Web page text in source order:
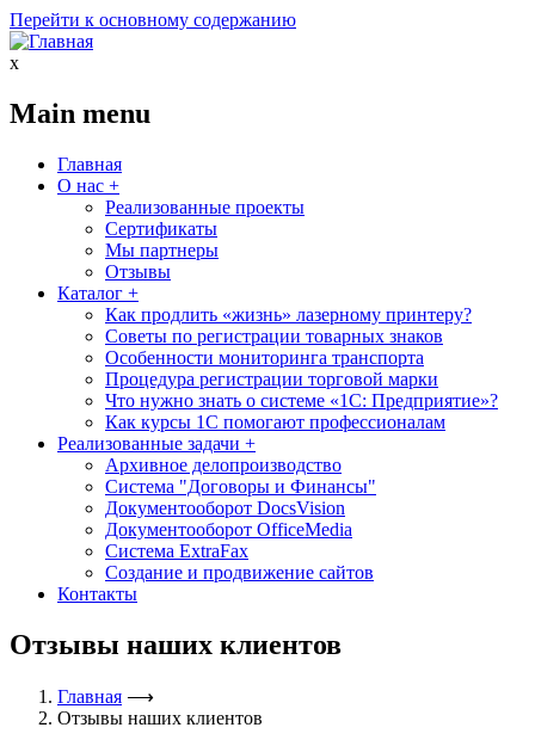
Перейти к основному содержанию
x
Main menu
Главная
О нас +
Реализованные проекты
Сертификаты
Мы партнеры
Отзывы
Каталог +
Как продлить «жизнь» лазерному принтеру?
Советы по регистрации товарных знаков
Особенности мониторинга транспорта
Процедура регистрации торговой марки
Что нужно знать о системе «1С: Предприятие»?
Как курсы 1С помогают профессионалам
Реализованные задачи +
Архивное делопроизводство
Система "Договоры и Финансы"
Документооборот DocsVision
Документооборот OfficeMedia
Система ExtraFax
Создание и продвижение сайтов
Контакты
Отзывы наших клиентов
Главная ⟶
Отзывы наших клиентов